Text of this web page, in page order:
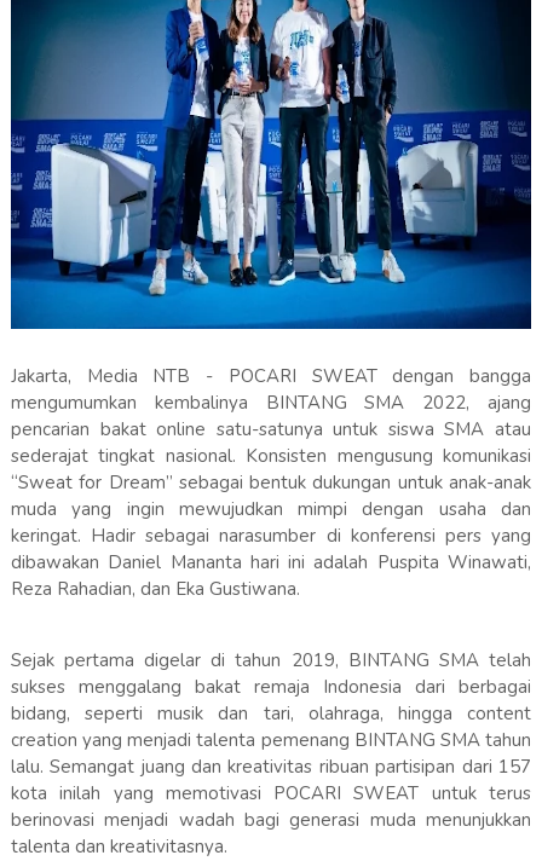
Jakarta, Media NTB - POCARI SWEAT dengan bangga
mengumumkan kembalinya BINTANG SMA 2022, ajang
pencarian bakat online satu-satunya untuk siswa SMA atau
sederajat tingkat nasional. Konsisten mengusung komunikasi
“Sweat for Dream” sebagai bentuk dukungan untuk anak-anak
muda yang ingin mewujudkan mimpi dengan usaha dan
keringat. Hadir sebagai narasumber di konferensi pers yang
dibawakan Daniel Mananta hari ini adalah Puspita Winawati,
Reza Rahadian, dan Eka Gustiwana.
Sejak pertama digelar di tahun 2019, BINTANG SMA telah
sukses menggalang bakat remaja Indonesia dari berbagai
bidang, seperti musik dan tari, olahraga, hingga content
creation yang menjadi talenta pemenang BINTANG SMA tahun
lalu. Semangat juang dan kreativitas ribuan partisipan dari 157
kota inilah yang memotivasi POCARI SWEAT untuk terus
berinovasi menjadi wadah bagi generasi muda menunjukkan
talenta dan kreativitasnya.